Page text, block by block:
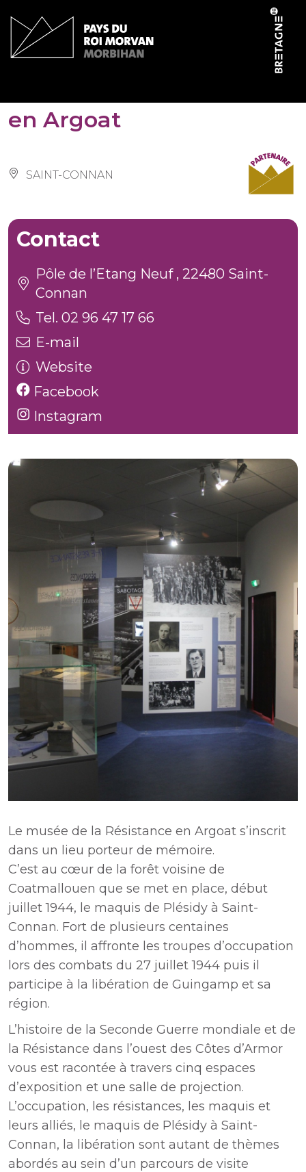
en Argoat
SAINT-CONNAN
Le musée de la Résistance en Argoat s’inscrit
dans un lieu porteur de mémoire.
C’est au cœur de la forêt voisine de
Coatmallouen que se met en place, début
juillet 1944, le maquis de Plésidy à Saint-
Connan. Fort de plusieurs centaines
d’hommes, il affronte les troupes d’occupation
lors des combats du 27 juillet 1944 puis il
participe à la libération de Guingamp et sa
région.
L’histoire de la Seconde Guerre mondiale et de
la Résistance dans l’ouest des Côtes d’Armor
vous est racontée à travers cinq espaces
d’exposition et une salle de projection.
L’occupation, les résistances, les maquis et
leurs alliés, le maquis de Plésidy à Saint-
Connan, la libération sont autant de thèmes
abordés au sein d’un parcours de visite
Contact
Pôle de l’Etang Neuf , 22480 Saint-
Connan
Tel. 02 96 47 17 66
E-mail
Website
Facebook
Instagram